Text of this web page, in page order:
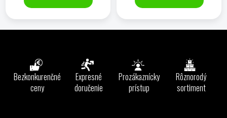
Bezkonkurenčné
ceny
Expresné
doručenie
Prozákaznícky
prístup
Rôznorodý
sortiment